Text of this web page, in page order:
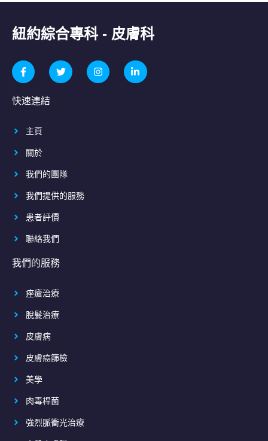
紐約綜合專科 - 皮膚科
快速連結
主頁
關於
我們的團隊
我們提供的服務
患者評價
聯絡我們
我們的服務
痤瘡治療
脫髮治療
皮膚病
皮膚癌篩檢
美學
肉毒桿菌
強烈脈衝光治療